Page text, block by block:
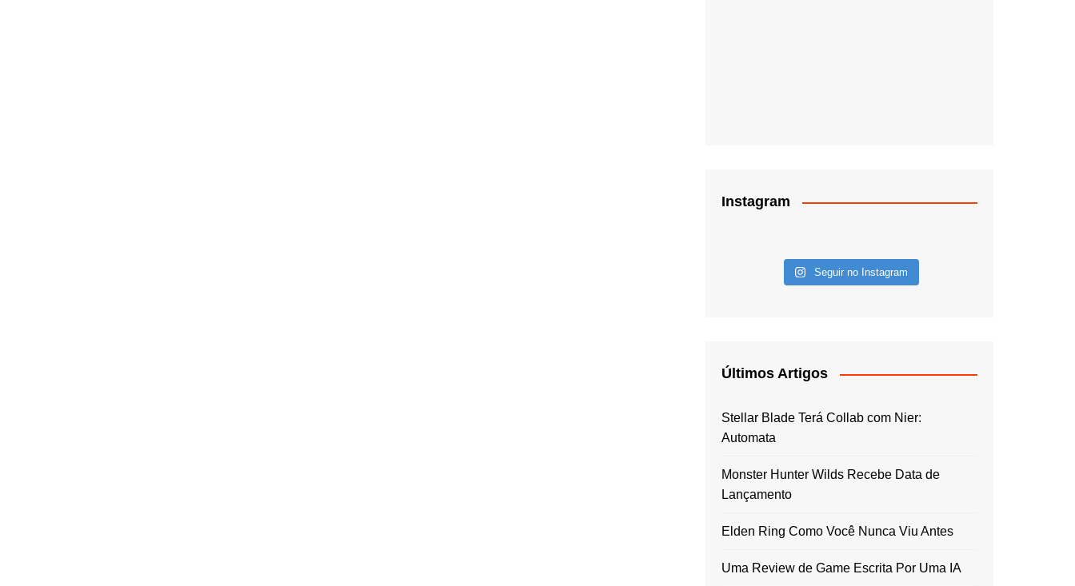
Instagram
Seguir no Instagram
Últimos Artigos
Stellar Blade Terá Collab com Nier:
Automata
Monster Hunter Wilds Recebe Data de
Lançamento
Elden Ring Como Você Nunca Viu Antes
Uma Review de Game Escrita Por Uma IA